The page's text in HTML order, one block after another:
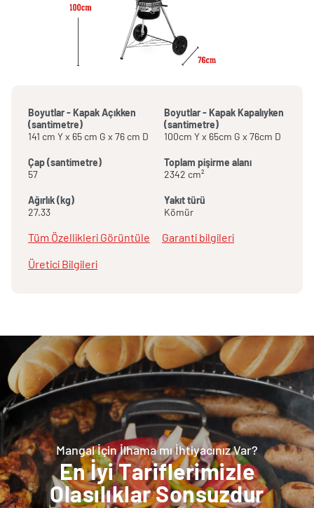
Boyutlar - Kapak Açıkken
(santimetre)
141 cm Y x 65 cm G x 76 cm D
Boyutlar - Kapak Kapalıyken
(santimetre)
100cm Y x 65cm G x 76cm D
Çap (santimetre)
57
Toplam pişirme alanı
2342 cm²
Ağırlık (kg)
27.33
Yakıt türü
Kömür
Tüm Özellikleri Görüntüle
Garanti bilgileri
Üretici Bilgileri
Mangal İçin İlhama mı İhtiyacınız Var?
En İyi Tariflerimizle
Olasılıklar Sonsuzdur